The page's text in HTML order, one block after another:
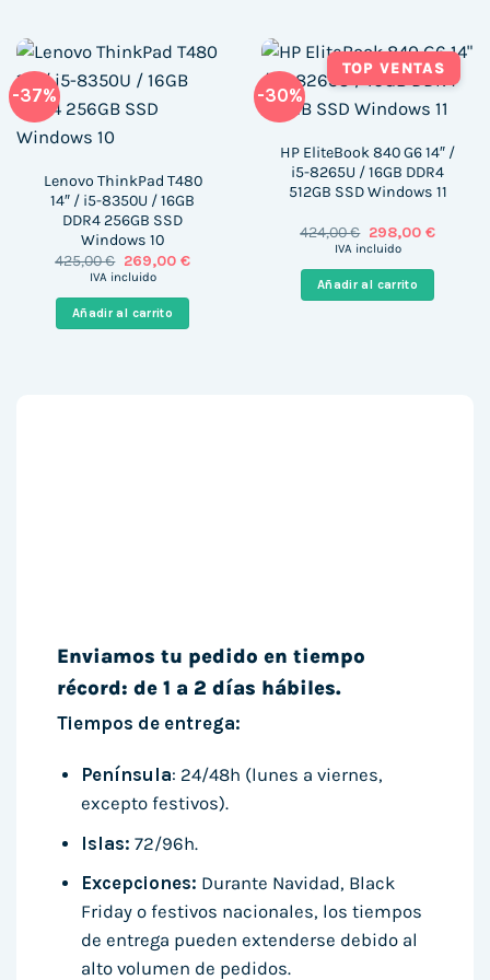
-37%
Lenovo ThinkPad T480
14″ / i5-8350U / 16GB
DDR4 256GB SSD
Windows 10
425,00€ El
precio
era:
425,00 €.
269,00 €El
es:
IVA incluido
Añadir al carrito
-30%
TOP VENTAS
HP EliteBook 840 G6 14″ /
i5-8265U / 16GB DDR4
512GB SSD Windows 11
424,00€ El
precio
era:
424,00 €.
298,00 €El
es:
IVA incluido
Añadir al carrito
Enviamos tu pedido en tiempo
récord: de 1 a 2 días hábiles.
Tiempos de entrega:
Península: 24/48h (lunes a viernes,
excepto festivos).
Islas: 72/96h.
Excepciones: Durante Navidad, Black
Friday o festivos nacionales, los tiempos
de entrega pueden extenderse debido al
alto volumen de pedidos.